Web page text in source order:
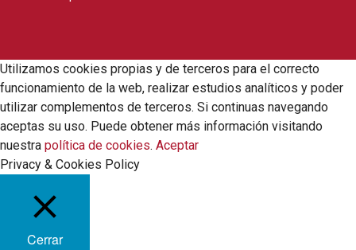
Utilizamos cookies propias y de terceros para el correcto
funcionamiento de la web, realizar estudios analíticos y poder
utilizar complementos de terceros. Si continuas navegando
aceptas su uso. Puede obtener más información visitando
nuestra política de cookies. Aceptar
Privacy & Cookies Policy
Cerrar